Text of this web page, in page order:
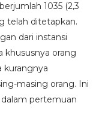
1035 (2,3
telah ditetapkan.
dari instansi
khususnya orang
kurangnya
masing orang. Ini
pertemuan